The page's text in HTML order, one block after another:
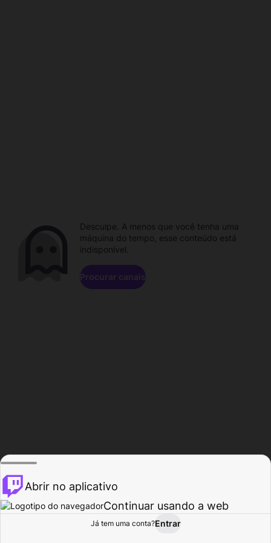
Procurar Atividade
Desculpe. A menos que você tenha uma
máquina do tempo, esse conteúdo está
indisponível.
Procurar canais
Abrir no aplicativo
Continuar usando a web
Já tem uma conta?Entrar